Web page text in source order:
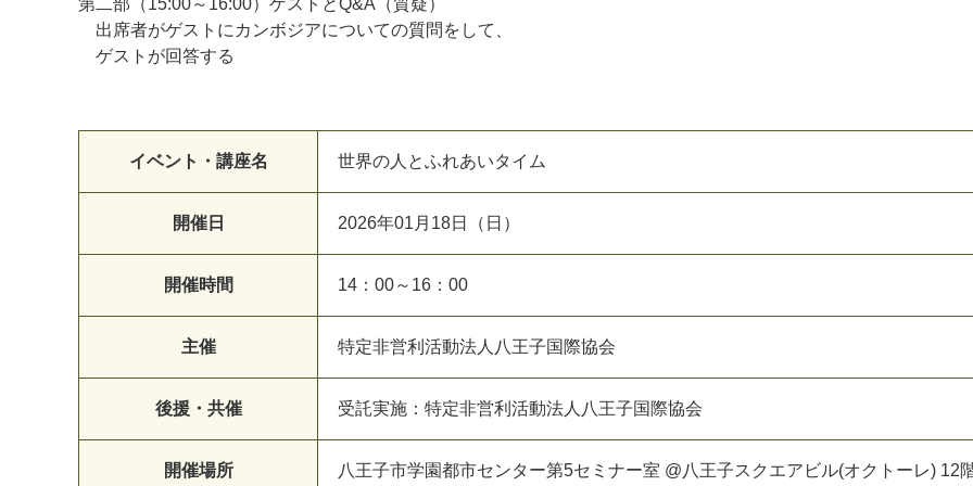
第二部（15:00～16:00）ゲストとQ&A（質疑）
出席者がゲストにカンボジアについての質問をして、
ゲストが回答する
イベント・講座名 世界の人とふれあいタイム
開催日 2026年01月18日（日）
開催時間 14：00～16：00
主催 特定非営利活動法人八王子国際協会
後援・共催 受託実施：特定非営利活動法人八王子国際協会
開催場所 八王子市学園都市センター第5セミナー室 @八王子スクエアビル(オクトーレ) 12